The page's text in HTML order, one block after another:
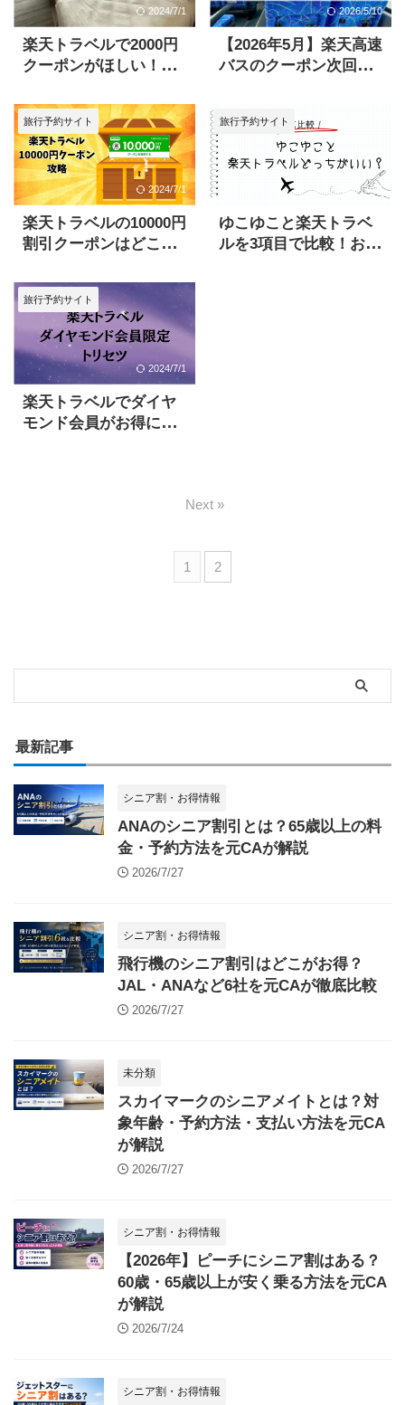
2024/7/1
楽天トラベルで2000円
クーポンがほしい！現
紹介
2026/5/10
【2026年5月】楽天高速
バスのクーポン次回の
旅行予約サイト
2024/7/1
楽天トラベルの10000円
割引クーポンはどこ？
旅行予約サイト
2024/2/25
ゆこゆこと楽天トラベ
ルを3項目で比較！お得
旅行予約サイト
2024/7/1
楽天トラベルでダイヤ
モンド会員がお得にな
1 2
Next »
最新記事
シニア割・お得情報
ANAのシニア割引とは？65歳以上の料
金・予約方法を元CAが解説
2026/7/27
シニア割・お得情報
飛行機のシニア割引はどこがお得？
JAL・ANAなど6社を元CAが徹底比較
2026/7/27
未分類
スカイマークのシニアメイトとは？対
象年齢・予約方法・支払い方法を元CA
が解説
2026/7/27
シニア割・お得情報
【2026年】ピーチにシニア割はある？
60歳・65歳以上が安く乗る方法を元CA
が解説
2026/7/24
シニア割・お得情報